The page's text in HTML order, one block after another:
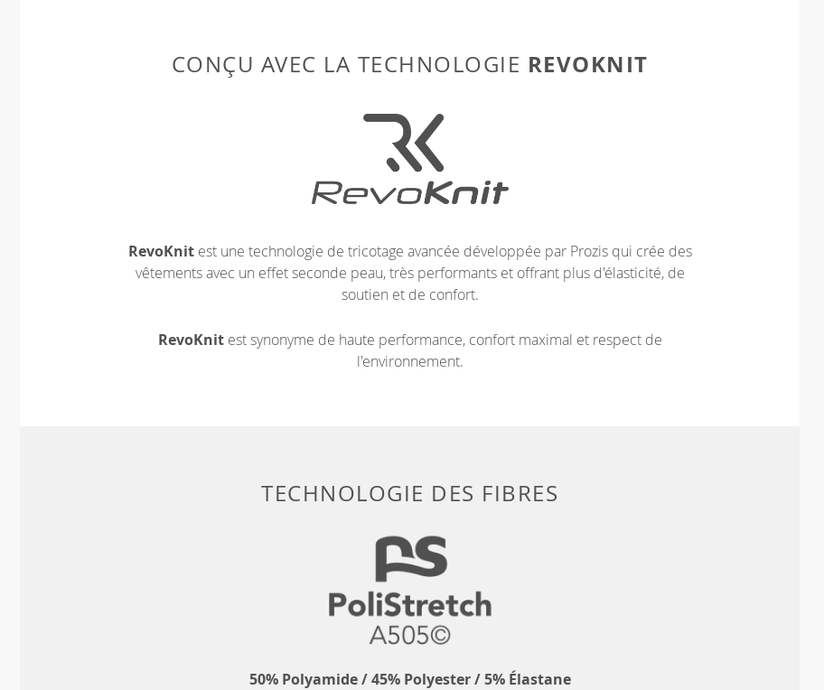
CONÇU AVEC LA TECHNOLOGIE REVOKNIT
RevoKnitest une technologie de tricotage avancée développée par Prozis qui crée des
vêtements avec un effet seconde peau, très performants et offrant plus d'élasticité, de
soutien et de confort.
RevoKnitest synonyme de haute performance, confort maximal et respect de
l'environnement.
TECHNOLOGIE DES FIBRES
50% Polyamide / 45% Polyester / 5% Élastane